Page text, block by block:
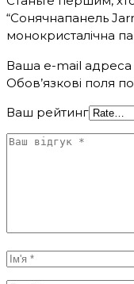
“Сонячнапанель
монокристалічна
Ваша e-mail
Обов’язкові поля
Ваш рейтинг